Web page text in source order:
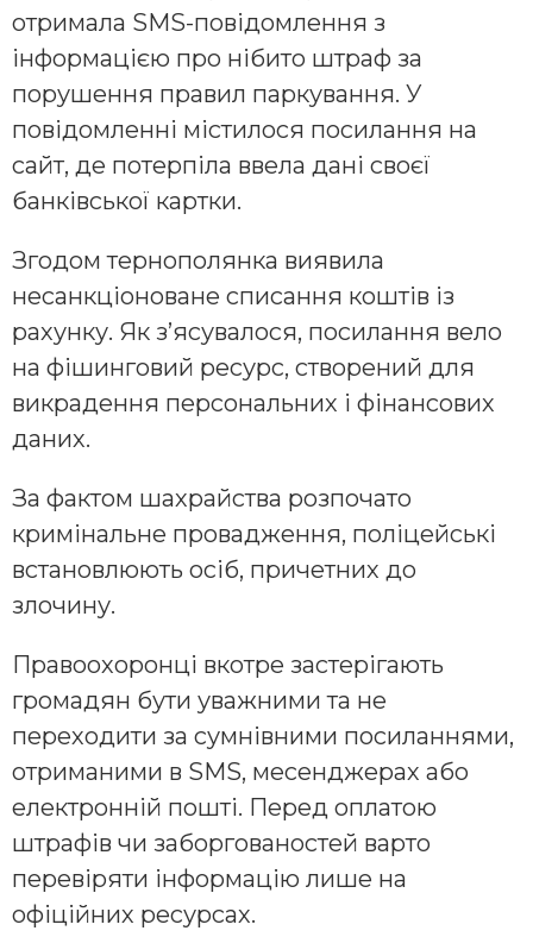
отримала SMS-повідомлення з
інформацією про нібито штраф за
порушення правил паркування. У
повідомленні містилося посилання на
сайт, де потерпіла ввела дані своєї
банківської картки.
Згодом тернополянка виявила
несанкціоноване списання коштів із
рахунку. Як з’ясувалося, посилання вело
на фішинговий ресурс, створений для
викрадення персональних і фінансових
даних.
За фактом шахрайства розпочато
кримінальне провадження, поліцейські
встановлюють осіб, причетних до
злочину.
Правоохоронці вкотре застерігають
громадян бути уважними та не
переходити за сумнівними посиланнями,
отриманими в SMS, месенджерах або
електронній пошті. Перед оплатою
штрафів чи заборгованостей варто
перевіряти інформацію лише на
офіційних ресурсах.